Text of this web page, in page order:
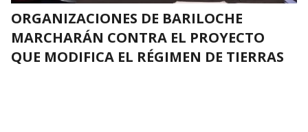
ORGANIZACIONES DE BARILOCHE
MARCHARÁN CONTRA EL PROYECTO
QUE MODIFICA EL RÉGIMEN DE TIERRAS